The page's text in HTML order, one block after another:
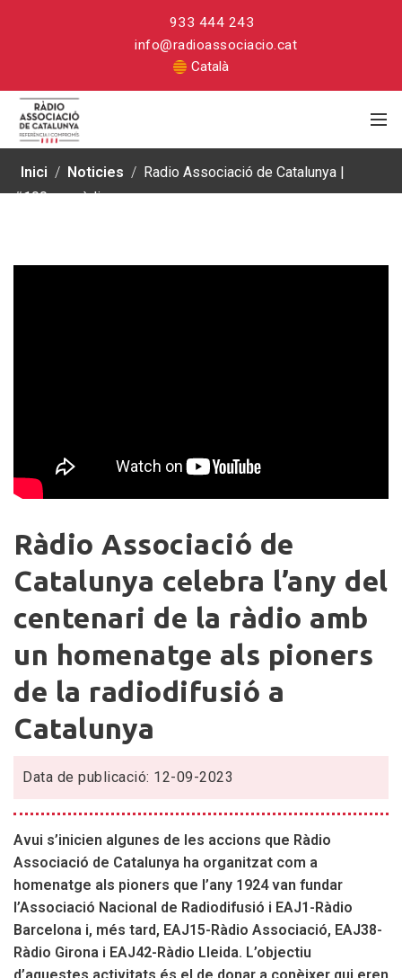
933 444 243
info@radioassociacio.cat
Català
Inici / Noticies / Radio Associació de Catalunya |
#100anysràdio
Ràdio
Associació
de
Catalunya
celebra
l’any
del
centenari
de
la
amb
homenatge
als
pioners
de
la
radiodifusió
a
Ràdio Associació de
Catalunya celebra l’any del
centenari de la ràdio amb
un homenatge als pioners
de la radiodifusió a
Catalunya
Data de publicació: 12-09-2023
Avui s’inicien algunes de les accions que Ràdio
Associació de Catalunya ha organitzat com a
homenatge als pioners que l’any 1924 van fundar
l’Associació Nacional de Radiodifusió i EAJ1-Ràdio
Barcelona i, més tard, EAJ15-Ràdio Associació, EAJ38-
Ràdio Girona i EAJ42-Ràdio Lleida. L’objectiu
d’aquestes activitats és el de donar a conèixer qui eren